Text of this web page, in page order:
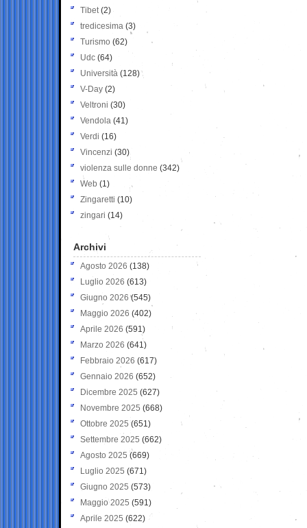
Tibet(2)
tredicesima (3)
Turismo (62)
Udc (64)
Università (128)
V-Day (2)
Veltroni (30)
Vendola (41)
Verdi (16)
Vincenzi (30)
violenza sulle donne (342)
Web (1)
Zingaretti (10)
zingari (14)
Archivi
Agosto 2026 (138)
Luglio 2026 (613)
Giugno 2026 (545)
Maggio 2026 (402)
Aprile 2026 (591)
Marzo 2026 (641)
Febbraio 2026 (617)
Gennaio 2026 (652)
Dicembre 2025 (627)
Novembre 2025 (668)
Ottobre 2025 (651)
Settembre 2025 (662)
Agosto 2025 (669)
Luglio 2025 (671)
Giugno 2025 (573)
Maggio 2025 (591)
Aprile 2025 (622)